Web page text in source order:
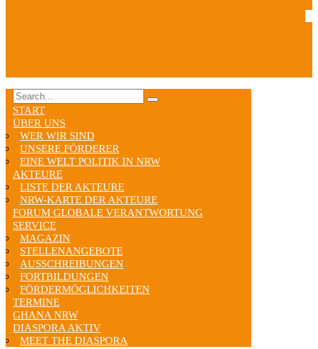
START
ÜBER UNS
WER WIR SIND
UNSERE FÖRDERER
EINE WELT POLITIK IN NRW
AKTEURE
LISTE DER AKTEURE
NRW-KARTE DER AKTEURE
FORUM GLOBALE VERANTWORTUNG
SERVICE
MAGAZIN
STELLENANGEBOTE
AUSSCHREIBUNGEN
FORTBILDUNGEN
FÖRDERMÖGLICHKEITEN
TERMINE
GHANA NRW
DIASPORA AKTIV
MEET THE DIASPORA